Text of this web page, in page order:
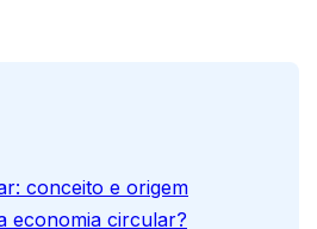
conceito e origem
economia circular?